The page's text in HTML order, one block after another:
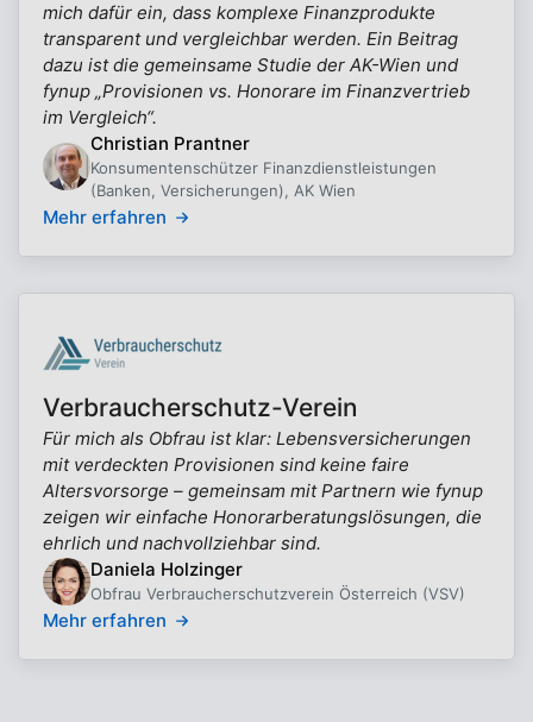
mich dafür ein, dass komplexe Finanzprodukte
transparent und vergleichbar werden. Ein Beitrag
dazu ist die gemeinsame Studie der AK-Wien und
fynup „Provisionen vs. Honorare im Finanzvertrieb
im Vergleich“.
Christian Prantner
Konsumentenschützer Finanzdienstleistungen
(Banken, Versicherungen), AK Wien
Mehr erfahren
Verbraucherschutz-Verein
Für mich als Obfrau ist klar: Lebensversicherungen
mit verdeckten Provisionen sind keine faire
Altersvorsorge – gemeinsam mit Partnern wie fynup
zeigen wir einfache Honorarberatungslösungen, die
ehrlich und nachvollziehbar sind.
Daniela Holzinger
Obfrau Verbraucherschutzverein Österreich (VSV)
Mehr erfahren